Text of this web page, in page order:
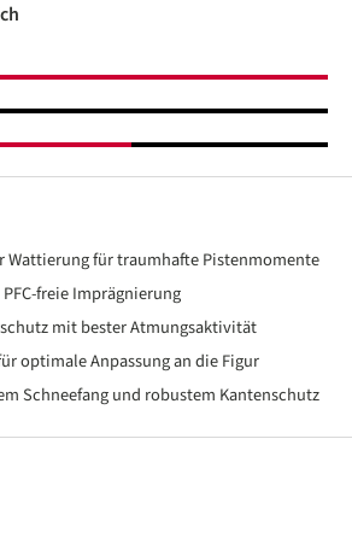
Wattierung für traumhafte Pistenmomente
freie Imprägnierung
mit bester Atmungsaktivität
optimale Anpassung an die Figur
Schneefang und robustem Kantenschutz